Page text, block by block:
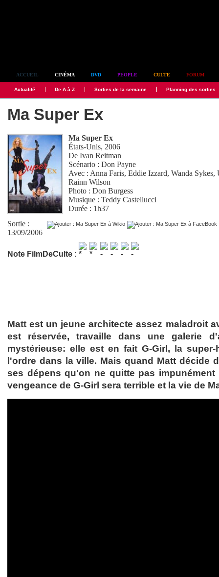
ACCUEIL CINÉMA DVD PEOPLE CULTE FORUM
Actualité De A à Z Sorties de la semaine Planning des sorties
Ma Super Ex
Ma Super Ex
États-Unis, 2006
DeIvan Reitman
Scénario :Don Payne
Avec : Anna Faris,Eddie Izzard,Wanda Sykes,
Rainn Wilson
Photo :Don Burgess
Musique :Teddy Castellucci
Durée : 1h37
Sortie :
13/09/2006
Note FilmDeCulte :
Matt est un jeune architecte assez maladroit
est réservée, travaille dans une galerie
mystérieuse: elle est en fait G-Girl, la
l'ordre dans la ville. Mais quand Matt décide
ses dépens qu'on ne quitte pas impunément
vengeance de G-Girl sera terrible et la vie de